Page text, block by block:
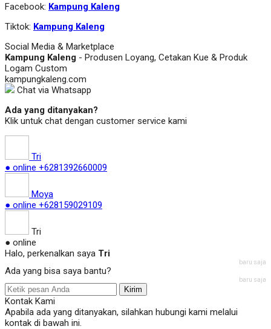
Facebook: Kampung Kaleng
Tiktok: Kampung Kaleng
Social Media & Marketplace
Kampung Kaleng - Produsen Loyang, Cetakan Kue & Produk
Logam Custom
kampungkaleng.com
Chat via Whatsapp
Ada yang ditanyakan?
Klik untuk chat dengan customer service kami
Tri
● online +6281392660009
Moya
● online +628159029109
Tri
● online
Halo, perkenalkan saya Tri
baru saja
Ada yang bisa saya bantu?
baru saja
Kirim
Kontak Kami
Apabila ada yang ditanyakan, silahkan hubungi kami melalui
kontak di bawah ini.